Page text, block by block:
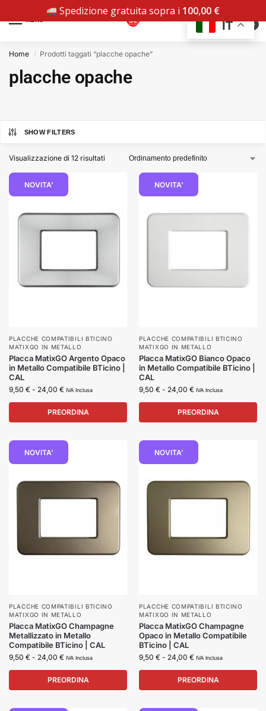
0
Home / Prodotti taggati “placche opache”
placche opache
SHOW FILTERS
Visualizzazione di 12 risultati
NOVITA'
PLACCHE COMPATIBILI BTICINO
MATIXGO IN METALLO
Placca MatixGO Argento Opaco
in Metallo Compatibile BTicino |
CAL
9,50 € - 24,00 € IVA Inclusa
PREORDINA
NOVITA'
PLACCHE COMPATIBILI BTICINO
MATIXGO IN METALLO
Placca MatixGO Bianco Opaco
in Metallo Compatibile BTicino |
CAL
9,50 € - 24,00 € IVA Inclusa
PREORDINA
NOVITA'
PLACCHE COMPATIBILI BTICINO
MATIXGO IN METALLO
Placca MatixGO Champagne
Metallizzato in Metallo
Compatibile BTicino | CAL
9,50 € - 24,00 € IVA Inclusa
PREORDINA
NOVITA'
PLACCHE COMPATIBILI BTICINO
MATIXGO IN METALLO
Placca MatixGO Champagne
Opaco in Metallo Compatibile
BTicino | CAL
9,50 € - 24,00 € IVA Inclusa
PREORDINA
IT
Spedizione gratuita sopra i 100,00 €